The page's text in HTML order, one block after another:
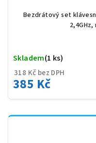
Bezdrátový set
318 Kč bez DPH
385 Kč
Skladem(1 ks)